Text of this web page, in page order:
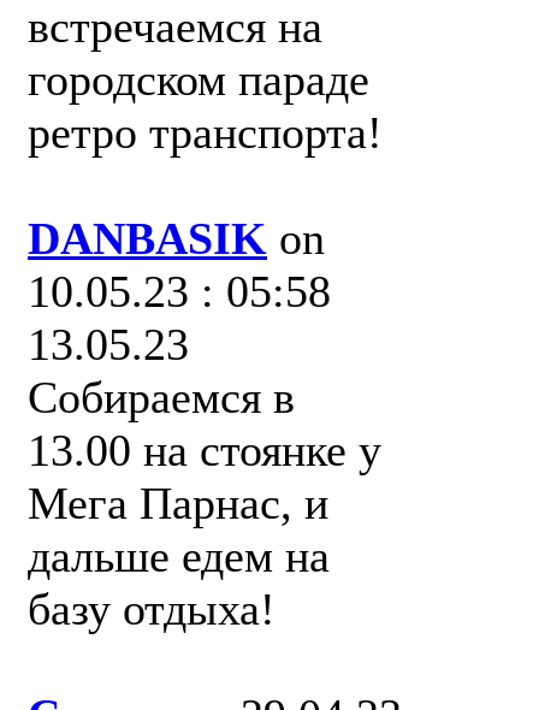
встречаемся на
городском параде
ретро транспорта!
DANBASIK on
10.05.23 : 05:58
13.05.23
Собираемся в
13.00 на стоянке у
Мега Парнас, и
дальше едем на
базу отдыха!